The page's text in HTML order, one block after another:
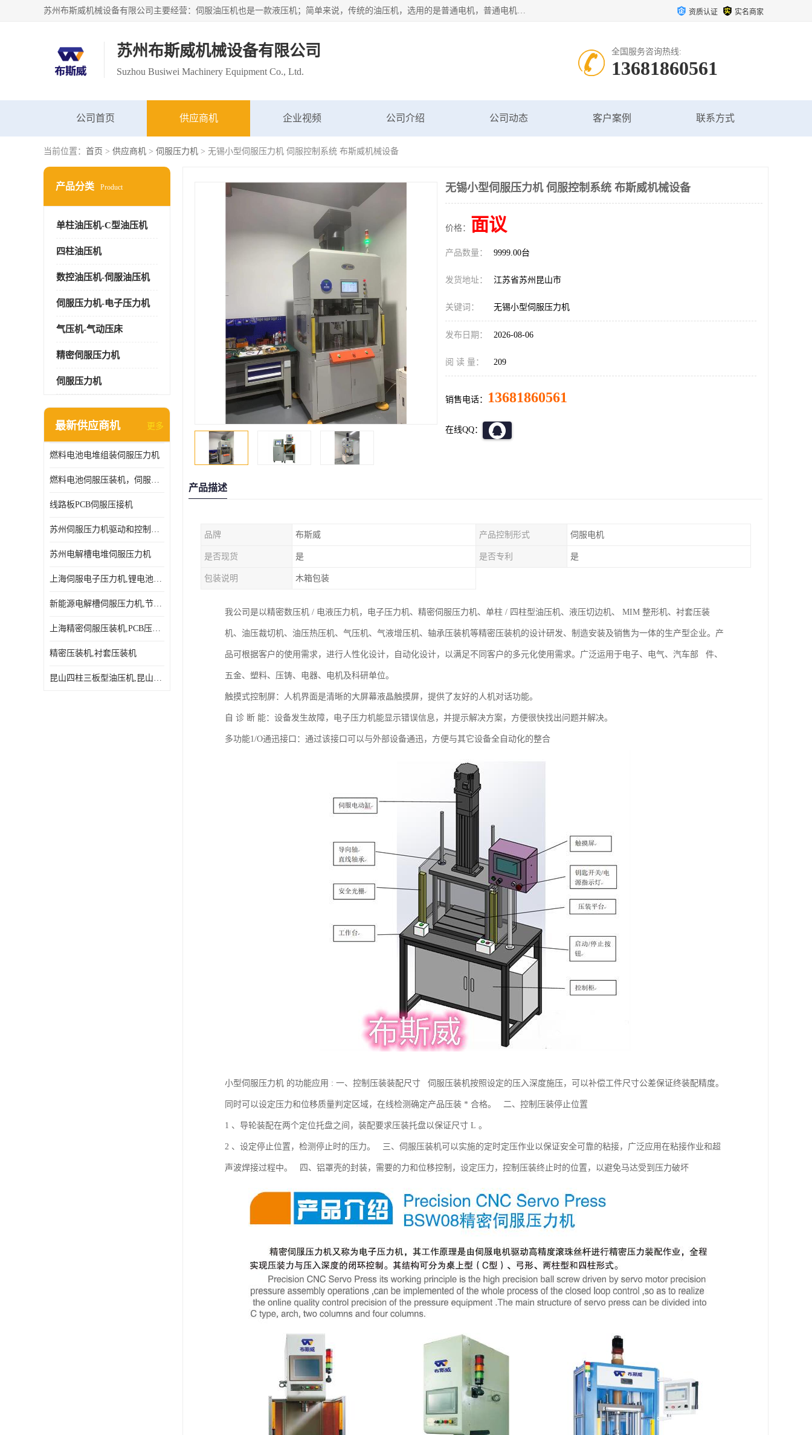
苏州布斯威机械设备有限公司主要经营：伺服油压机也是一款液压机；简单来说，传统的油压机，选用的是普通电机，普通电机容易发热，容易烧坏。伺服油压机采用先进的伺服电机，一般选用汇川 、日本大金、台达等品牌。伺服电机配套伺服泵还有伺服驱动器等部件，这样机器的电机过热，能耗的控制、机器工作的噪音都得到了完美的解决。 资质认证 实名商家
苏州布斯威机械设备有限公司
Suzhou Busiwei Machinery Equipment Co., Ltd.
全国服务咨询热线:
13681860561
公司首页 供应商机 企业视频 公司介绍 公司动态 客户案例 联系方式
当前位置： 首页 > 供应商机 > 伺服压力机 > 无锡小型伺服压力机 伺服控制系统 布斯威机械设备
产品分类 Product
单柱油压机-C型油压机
四柱油压机
数控油压机-伺服油压机
伺服压力机-电子压力机
气压机-气动压床
精密伺服压力机
伺服压力机
最新供应商机 更多
燃料电池电堆组装伺服压力机
燃料电池伺服压装机，伺服压力机型号齐全
线路板PCB伺服压接机
苏州伺服压力机驱动和控制技术
苏州电解槽电堆伺服压力机
上海伺服电子压力机,锂电池伺服压力机 用途广发操作简单
新能源电解槽伺服压力机,节能效果达80%以上
上海精密伺服压装机,PCB压接机,线路板压接机
精密压装机,衬套压装机
昆山四柱三板型油压机,昆山精密伺服压力机
无锡小型伺服压力机 伺服控制系统 布斯威机械设备
价格： 面议
产品数量： 9999.00台
发货地址： 江苏省苏州昆山市
关键词： 无锡小型伺服压力机
发布日期： 2026-08-06
阅 读 量： 209
销售电话： 13681860561
在线QQ：
产品描述
品牌 布斯威 产品控制形式 伺服电机
是否现货 是 是否专利 是
包装说明 木箱包装
我公司是以精密数压机 / 电液压力机，电子压力机、精密伺服压力机、单柱 / 四柱型油压机、液压切边机、 MIM 整形机、衬套压装
机、油压裁切机、油压热压机、气压机、气液增压机、轴承压装机等精密压装机的设计研发、制造安装及销售为一体的生产型企业。产
品可根据客户的使用需求，进行人性化设计，自动化设计，以满足不同客户的多元化使用需求。广泛运用于电子、电气、汽车部 件、
五金、塑料、压铸、电器、电机及科研单位。
触摸式控制屏：人机界面是清晰的大屏幕液晶触摸屏，提供了友好的人机对话功能。
自 诊 断 能：设备发生故障，电子压力机能显示错误信息，并提示解决方案，方便很快找出问题并解决。
多功能1/O通迅接口：通过该接口可以与外部设备通迅，方便与其它设备全自动化的整合
小型伺服压力机 的功能应用 : 一、控制压装装配尺寸 伺服压装机按照设定的压入深度施压，可以补偿工件尺寸公差保证终装配精度。
同时可以设定压力和位移质量判定区域，在线检测确定产品压装 * 合格。 二、控制压装停止位置
1 、导轮装配在两个定位托盘之间，装配要求压装托盘以保证尺寸 L 。
2 、设定停止位置，检测停止时的压力。 三、伺服压装机可以实施的定时定压作业以保证安全可靠的粘接，广泛应用在粘接作业和超
声波焊接过程中。 四、铝罩壳的封装，需要的力和位移控制，设定压力，控制压装终止时的位置，以避免马达受到压力破坏